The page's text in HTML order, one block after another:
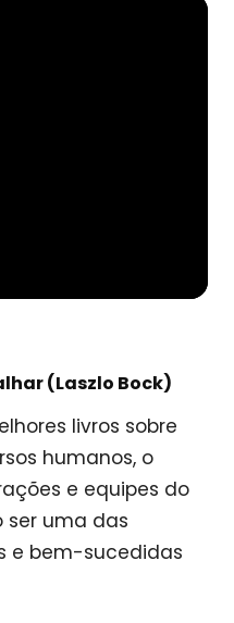
(Laszlo Bock)
livros sobre
humanos, o
e equipes do
ser uma das
e bem-sucedidas